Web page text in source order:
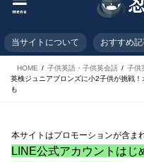
menu
当サイトについて おすすめ
HOME 子供英語・子供英会話
子供
英検ジュニアブロンズに小2子供が挑戦
も
本サイトはプロモーションが含ま
LINE公式アカウントはじ